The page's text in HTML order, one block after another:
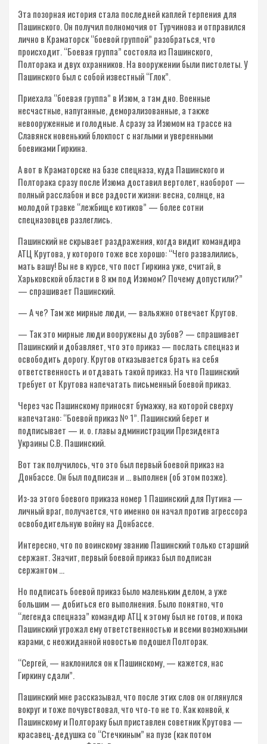
Эта позорная история стала последней каплей терпения для
Пашинского. Он получил полномочия от Турчинова и отправился
лично в Краматорск “боевой группой” разобраться, что
происходит. “Боевая группа” состояла из Пашинского,
Полторака и двух охранников. На вооружении были пистолеты. У
Пашинского был с собой известный “Глок”.
Приехала “боевая группа” в Изюм, а там дно. Военные
несчастные, напуганные, деморализованные, а также
невооруженные и голодные. А сразу за Изюмом на трассе на
Славянск новенький блокпост с наглыми и уверенными
боевиками Гиркина.
А вот в Краматорске на базе спецназа, куда Пашинского и
Полторака сразу после Изюма доставил вертолет, наоборот —
полный расслабон и все радости жизни: весна, солнце, на
молодой травке “лежбище котиков” — более сотни
спецназовцев разлеглись.
Пашинский не скрывает раздражения, когда видит командира
АТЦ Крутова, у которого тоже все хорошо: “Чего развалились,
мать вашу! Вы не в курсе, что пост Гиркина уже, считай, в
Харьковской области в 8 км под Изюмом? Почему допустили?”
— спрашивает Пашинский.
— А че? Там же мирные люди, — вальяжно отвечает Крутов.
— Так это мирные люди вооружены до зубов? — спрашивает
Пашинский и добавляет, что это приказ — послать спецназ и
освободить дорогу. Крутов отказывается брать на себя
ответственность и отдавать такой приказ. На что Пашинский
требует от Крутова напечатать письменный боевой приказ.
Через час Пашинскому приносят бумажку, на которой сверху
напечатано: “Боевой приказ № 1”. Пашинский берет и
подписывает — и. о. главы администрации Президента
Украины С.В. Пашинский.
Вот так получилось, что это был первый боевой приказ на
Донбассе. Он был подписан и … выполнен (об этом позже).
Из-за этого боевого приказа номер 1 Пашинский для Путина —
личный враг, получается, что именно он начал против агрессора
освободительную войну на Донбассе.
Интересно, что по воинскому званию Пашинский только старший
сержант. Значит, первый боевой приказ был подписан
сержантом …
Но подписать боевой приказ было маленьким делом, а уже
большим — добиться его выполнения. Было понятно, что
“легенда спецназа” командир АТЦ к этому был не готов, и пока
Пашинский угрожал ему ответственностью и всеми возможными
карами, с неожиданной новостью подошел Полторак.
“Сергей, — наклонился он к Пашинскому, — кажется, нас
Гиркину сдали”.
Пашинский мне рассказывал, что после этих слов он оглянулся
вокруг и тоже почувствовал, что что-то не то. Как конвой, к
Пашинскому и Полтораку был приставлен советник Крутова —
красавец-дедушка со “Стечкиным” на пузе (как потом